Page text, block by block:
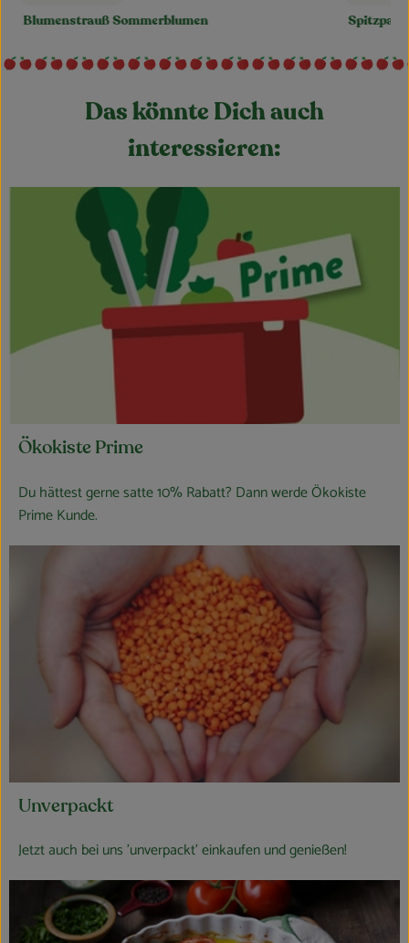
Spitzpaprika grün Zucchini
Das könnte Dich auch
interessieren:
Ökokiste Prime
Du hättest gerne satte 10% Rabatt? Dann werde Ökokiste
Prime Kunde.
Unverpackt
Jetzt auch bei uns 'unverpackt' einkaufen und genießen!